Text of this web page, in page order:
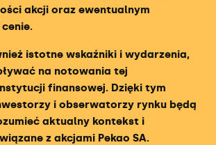
akcji oraz ewentualnym
istotne wskaźniki i wydarzenia,
na notowania tej
finansowej. Dzięki tym
i obserwatorzy rynku będą
aktualny kontekst i
z akcjami Pekao SA.
Zagranicznych
Kont